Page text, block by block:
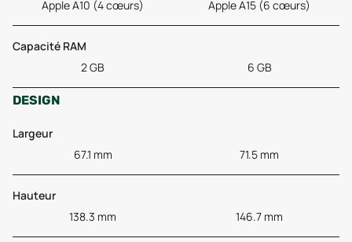
Apple A10 (4 cœurs)
Apple A15 (6 cœurs)
Capacité RAM
2 GB
6 GB
DESIGN
Largeur
67.1 mm
71.5 mm
Hauteur
138.3 mm
146.7 mm